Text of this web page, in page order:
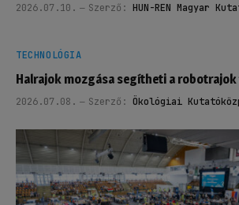
2026.07.10. Szerző: HUN-REN Magyar
TECHNOLÓGIA
Halrajok mozgása segítheti a
2026.07.08. Szerző: Ökológiai